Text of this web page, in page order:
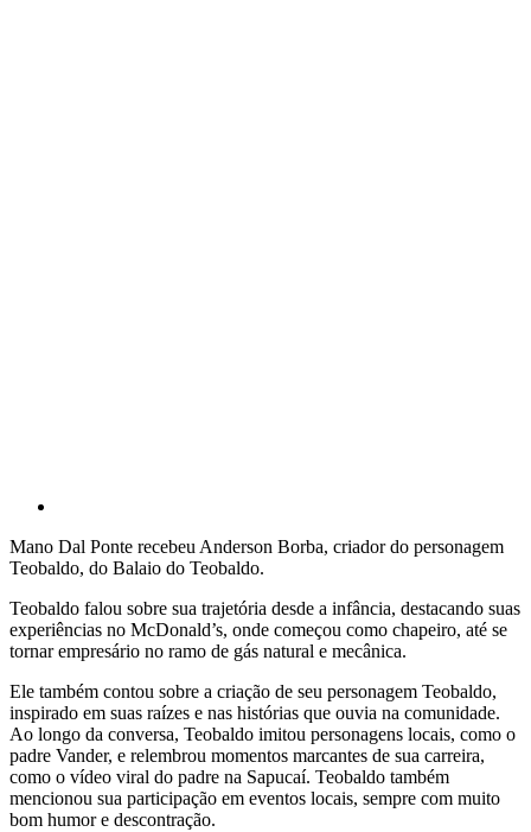
Mano Dal Ponte recebeu Anderson Borba, criador do personagem
Teobaldo, do Balaio do Teobaldo.
Teobaldo falou sobre sua trajetória desde a infância, destacando suas
experiências no McDonald’s, onde começou como chapeiro, até se
tornar empresário no ramo de gás natural e mecânica.
Ele também contou sobre a criação de seu personagem Teobaldo,
inspirado em suas raízes e nas histórias que ouvia na comunidade.
Ao longo da conversa, Teobaldo imitou personagens locais, como o
padre Vander, e relembrou momentos marcantes de sua carreira,
como o vídeo viral do padre na Sapucaí. Teobaldo também
mencionou sua participação em eventos locais, sempre com muito
bom humor e descontração.